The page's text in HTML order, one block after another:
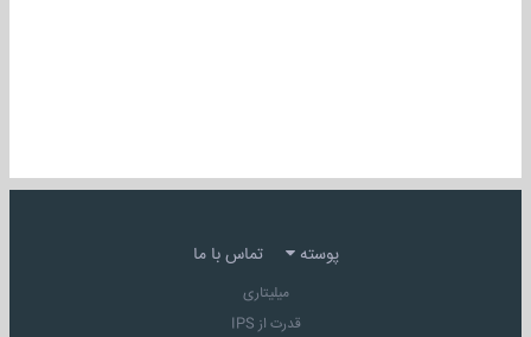
پوسته تماس با ما
میلیتاری
قدرت از IPS